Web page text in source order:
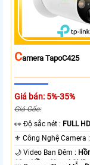
CAmera TapoC425
Giá bán: 5%-35%
Giá Gốc:
️👀 Độ sắc nét : FULL
⚜️ Công Nghệ Camera :
🌙 Video Ban Đêm :
10m Hồng Ngoại SMD.